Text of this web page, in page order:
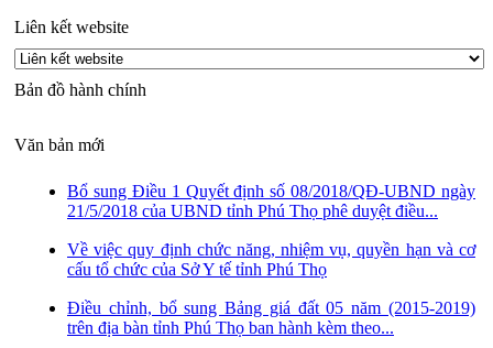
Liên kết website
Bản đồ hành chính
Văn bản mới
Bổ sung Điều 1 Quyết định số 08/2018/QĐ-UBND ngày
21/5/2018 của UBND tỉnh Phú Thọ phê duyệt điều...
Về việc quy định chức năng, nhiệm vụ, quyền hạn và cơ
cấu tổ chức của Sở Y tế tỉnh Phú Thọ
Điều chỉnh, bổ sung Bảng giá đất 05 năm (2015-2019)
trên địa bàn tỉnh Phú Thọ ban hành kèm theo...